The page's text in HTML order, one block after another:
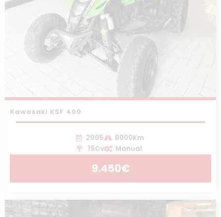
Kawasaki KSF 400
2005
0000Km
19Cv
Manual
9.450€